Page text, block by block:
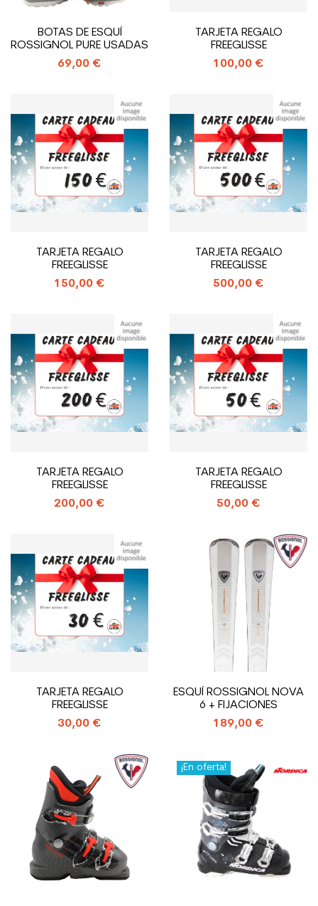
BOTAS DE ESQUÍ
ROSSIGNOL PURE USADAS
69,00 €
TARJETA REGALO
FREEGLISSE
100,00 €
TARJETA REGALO
FREEGLISSE
150,00 €
TARJETA REGALO
FREEGLISSE
500,00 €
TARJETA REGALO
FREEGLISSE
200,00 €
TARJETA REGALO
FREEGLISSE
50,00 €
TARJETA REGALO
FREEGLISSE
30,00 €
ESQUÍ ROSSIGNOL NOVA
6 + FIJACIONES
189,00 €
¡En oferta!